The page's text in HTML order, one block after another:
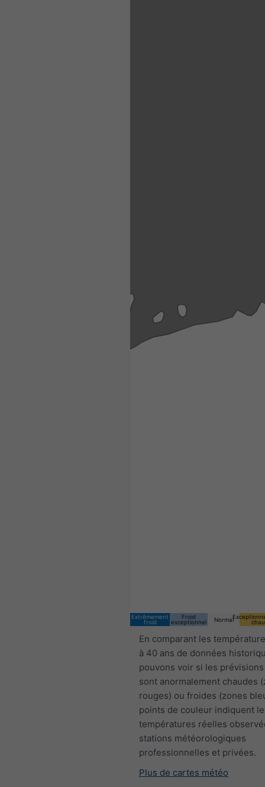
Extrêmement
froid
Froid
exceptionnel
Normal
En comparant les
à 40 ans de données
pouvons voir si les
sont anormalement chaudes
rouges) ou froides (zones
points de couleur indiquent
températures réelles
stations météorologiques
professionnelles et privées.
Plus de cartes météo